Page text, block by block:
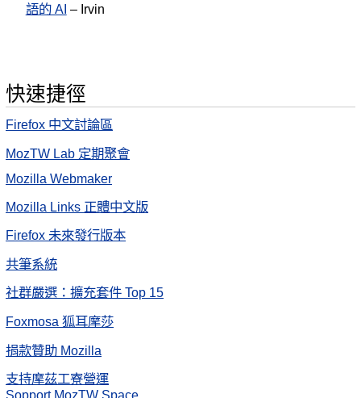
語的 AI – Irvin
快速捷徑
Firefox 中文討論區
MozTW Lab 定期聚會
Mozilla Webmaker
Mozilla Links 正體中文版
Firefox 未來發行版本
共筆系統
社群嚴選：擴充套件 Top 15
Foxmosa 狐耳摩莎
捐款贊助 Mozilla
支持摩茲工寮營運
Sopport MozTW Space